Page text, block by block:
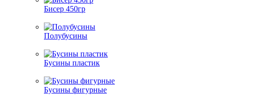
Бисер 450гр
Полубусины
Бусины пластик
Бусины фигурные